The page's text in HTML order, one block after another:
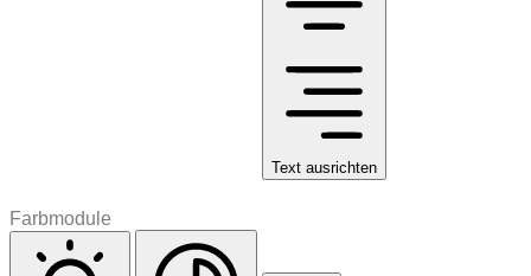
Text ausrichten
Farbmodule